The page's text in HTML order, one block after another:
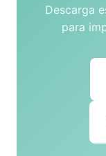
Descarga
para